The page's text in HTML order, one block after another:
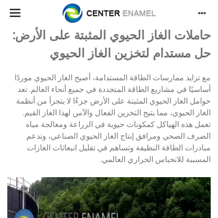
حاملات الغاز الحيوي المثبتة على الأرض:
حل مستدام لتخزين الغاز الحيوي
مع تزايد ممارسات الطاقة المستدامة، أصبح الغاز الحيوي موردًا
أساسيًا في مشاريع الطاقة المتجددة في جميع أنحاء العالم. تعد
حوامل الغاز الحيوي المثبتة على الأرض جزءًا لا يتجزأ من أنظمة
الغاز الحيوي، مما يتيح التخزين الفعال والآمن لهذا الغاز القيم.
تعمل هذه الهياكل كمكونات حيوية في الزراعة ومعالجة مياه
الصرف الصحي ومرافق إنتاج الغاز الحيوي الصناعي، وتدعم
مبادرات الطاقة النظيفة وتساهم في تقليل انبعاثات الغازات
المسببة للانحباس الحراري العالمي.